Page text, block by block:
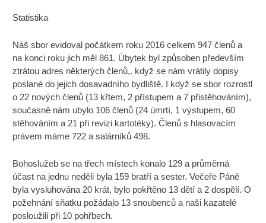
Statistika
Náš sbor evidoval počátkem roku 2016 celkem 947 členů a
na konci roku jich měl 861. Úbytek byl způsoben především
ztrátou adres některých členů,. když se nám vrátily dopisy
poslané do jejich dosavadního bydliště. I když se sbor rozrostl
o 22 nových členů (13 křtem, 2 přístupem a 7 přistěhováním),
současně nám ubylo 106 členů (24 úmrtí, 1 výstupem, 60
stěhováním a 21 při revizi kartotéky). Členů s hlasovacím
právem máme 722 a salárníků 498.
Bohoslužeb se na třech místech konalo 129 a průměrná
účast na jednu neděli byla 159 bratří a sester. Večeře Páně
byla vysluhována 20 krát, bylo pokřtěno 13 dětí a 2 dospělí. O
požehnání sňatku požádalo 13 snoubenců a naši kazatelé
posloužili při 10 pohřbech.